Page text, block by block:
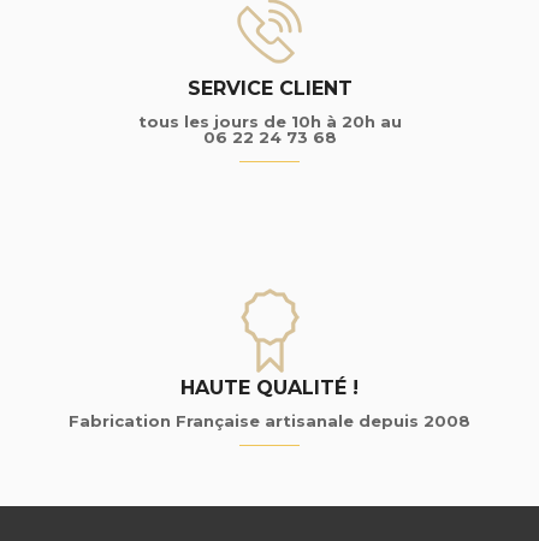
SERVICE CLIENT
tous les jours de 10h à 20h au
06 22 24 73 68
HAUTE QUALITÉ !
Fabrication Française artisanale depuis 2008